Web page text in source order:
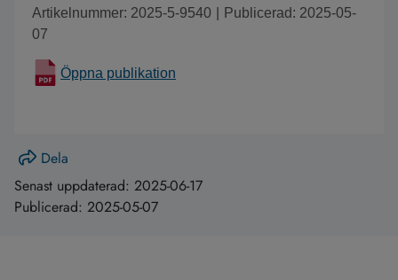
Artikelnummer: 2025-5-9540
Publicerad: 2025-05-
07
Öppna publikation
Dela
Senast uppdaterad: 2025-06-17
Publicerad: 2025-05-07